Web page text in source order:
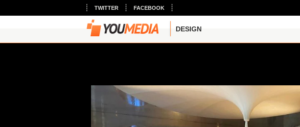
TWITTER FACEBOOK
DESIGN